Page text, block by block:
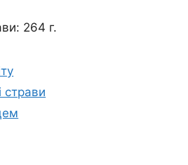
264 г.
страви